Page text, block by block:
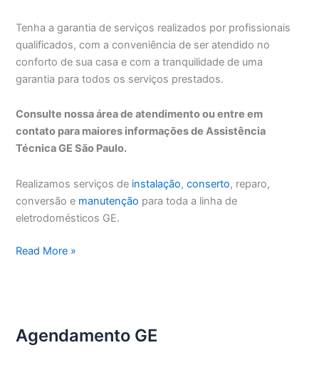
Tenha a garantia de serviços realizados por profissionais
qualificados, com a conveniência de ser atendido no
conforto de sua casa e com a tranquilidade de uma
garantia para todos os serviços prestados.
Consulte nossa área de atendimento ou entre em
contato para maiores informações de Assistência
Técnica GE São Paulo.
Realizamos serviços de instalação,conserto, reparo,
conversão e manutenção para toda a linha de
eletrodomésticos GE.
Assistência
Read More »
Agendamento GE